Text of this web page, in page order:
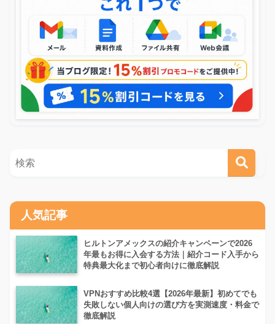
人気記事
ヒルトンアメックスの紹介キャンペーンで2026
年最もお得に入会する方法｜紹介コード入手から
特典最大化まで初心者向けに徹底解説
VPNおすすめ比較4選【2026年最新】初めてでも
失敗しない個人向けの選び方を実測速度・料金で
徹底解説